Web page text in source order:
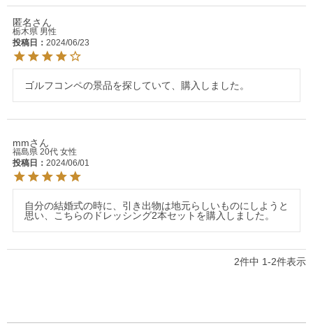
匿名
栃木県 男性
投稿日
2024/06/23
ゴルフコンペの景品を探していて、購入しました。
mm
福島県 20代 女性
投稿日
2024/06/01
自分の結婚式の時に、引き出物は地元らしいものにしようと
思い、こちらのドレッシング2本セットを購入しました。
2件中 1-2件表示